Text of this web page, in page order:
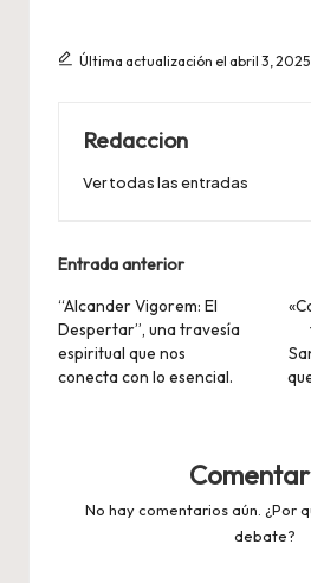
Última actualización el abril 3, 2025
Redaccion
Ver todas las entradas
Navegación
de
entradas
Entrada anterior
“Alcander Vigorem: El
Despertar”, una travesía
espiritual que nos
conecta con lo esencial.
No hay comentarios aún. ¿Por
debate?